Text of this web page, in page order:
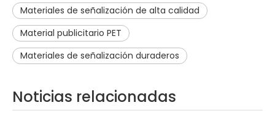
Materiales de señalización de alta calidad
Material publicitario PET
Materiales de señalización duraderos
Noticias relacionadas